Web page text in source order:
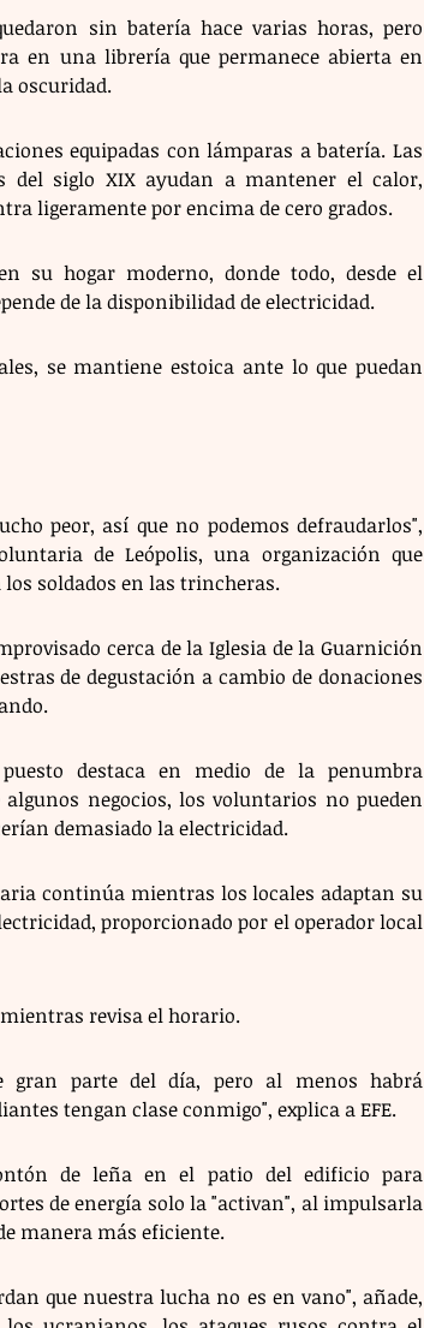
sin batería hace varias horas, pero
en una librería que permanece abierta en
oscuridad.
equipadas con lámparas a batería. Las
del siglo XIX ayudan a mantener el calor,
ligeramente por encima de cero grados.
su hogar moderno, donde todo, desde el
de la disponibilidad de electricidad.
se mantiene estoica ante lo que puedan
peor, así que no podemos defraudarlos",
de Leópolis, una organización que
soldados en las trincheras.
cerca de la Iglesia de la Guarnición
de degustación a cambio de donaciones
destaca en medio de la penumbra
negocios, los voluntarios no pueden
demasiado la electricidad.
continúa mientras los locales adaptan su
proporcionado por el operador local
revisa el horario.
gran parte del día, pero al menos habrá
tengan clase conmigo", explica a EFE.
de leña en el patio del edificio para
de energía solo la "activan", al impulsarla
manera más eficiente.
que nuestra lucha no es en vano", añade,